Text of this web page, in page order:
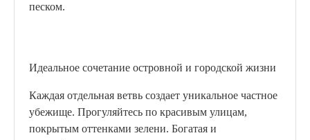
песком.
Идеальное сочетание островной и городской жизни
Каждая отдельная ветвь создает уникальное частное
убежище. Прогуляйтесь по красивым улицам,
покрытым оттенками зелени. Богатая и